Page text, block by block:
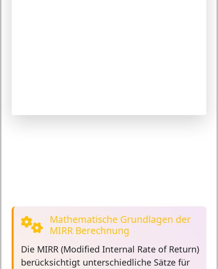
Mathematische Grundlagen der
MIRR Berechnung
Die MIRR (Modified Internal Rate of Return)
berücksichtigt unterschiedliche Sätze für